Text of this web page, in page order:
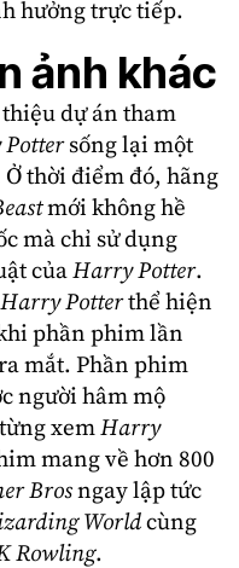
hưởng trực tiếp.
ảnh khác
dự án tham
sống lại một
thời điểm đó, hãng
mới không hề
mà chỉ sử dụng
củaHarry Potter.
Harry Potterthể hiện
phần phim lần
mắt. Phần phim
người hâm mộ
xemHarry
mang về hơn 800
Brosngay lập tức
Worldcùng
Rowling.